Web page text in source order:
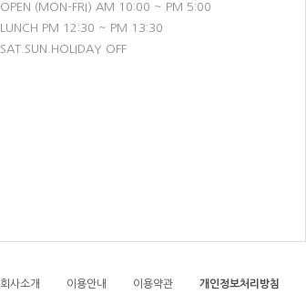
OPEN (MON-FRI) AM 10:00 ~ PM 5:00
LUNCH PM 12:30 ~ PM 13:30
SAT.SUN.HOLIDAY OFF
회사소개 이용안내 이용약관 개인정보처리방침